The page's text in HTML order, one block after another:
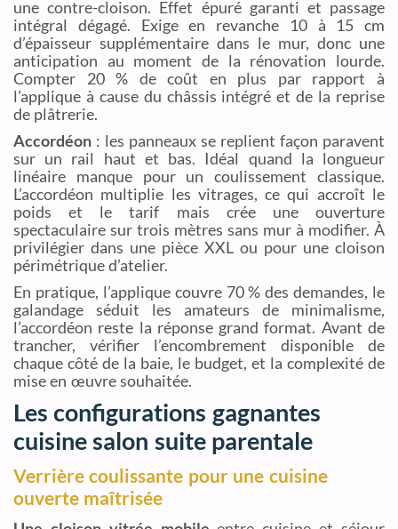
une contre-cloison. Effet épuré garanti et passage
intégral dégagé. Exige en revanche 10 à 15 cm
d’épaisseur supplémentaire dans le mur, donc une
anticipation au moment de la rénovation lourde.
Compter 20 % de coût en plus par rapport à
l’applique à cause du châssis intégré et de la reprise
de plâtrerie.
Accordéon : les panneaux se replient façon paravent
sur un rail haut et bas. Idéal quand la longueur
linéaire manque pour un coulissement classique.
L’accordéon multiplie les vitrages, ce qui accroît le
poids et le tarif mais crée une ouverture
spectaculaire sur trois mètres sans mur à modifier. À
privilégier dans une pièce XXL ou pour une cloison
périmétrique d’atelier.
En pratique, l’applique couvre 70 % des demandes, le
galandage séduit les amateurs de minimalisme,
l’accordéon reste la réponse grand format. Avant de
trancher, vérifier l’encombrement disponible de
chaque côté de la baie, le budget, et la complexité de
mise en œuvre souhaitée.
Les configurations gagnantes
cuisine salon suite parentale
Verrière coulissante pour une cuisine
ouverte maîtrisée